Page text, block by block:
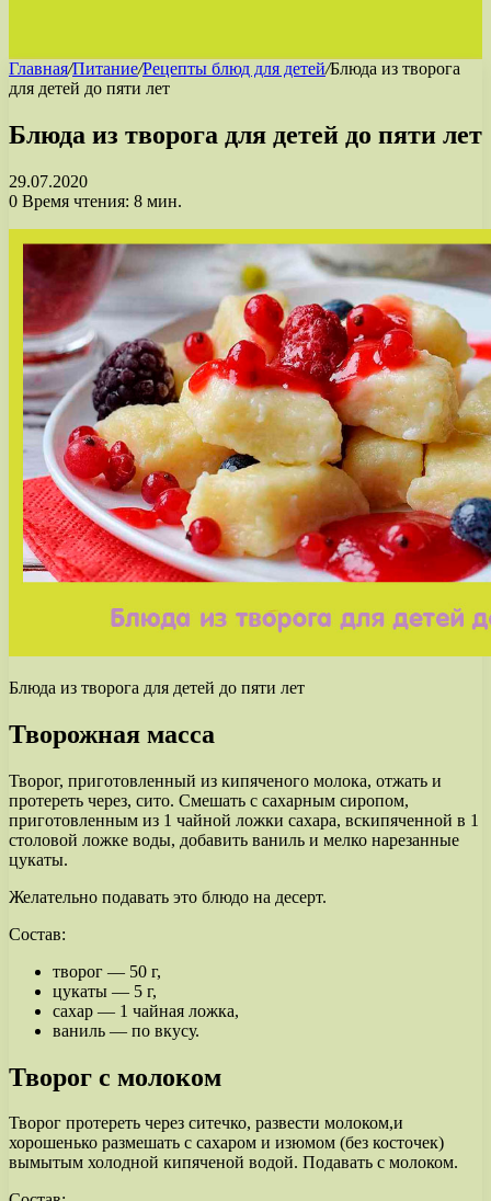
Главная/Питание/Рецепты блюд для детей/Блюда из творога
для детей до пяти лет
Блюда из творога для детей до пяти лет
29.07.2020
0 Время чтения: 8 мин.
Блюда из творога для детей до пяти лет
Творожная масса
Творог, приготовленный из кипяченого молока, отжать и
протереть через, сито. Смешать с сахарным сиропом,
приготовленным из 1 чайной ложки сахара, вскипяченной в 1
столовой ложке воды, добавить ваниль и мелко нарезанные
цукаты.
Желательно подавать это блюдо на десерт.
Состав:
творог — 50 г,
цукаты — 5 г,
сахар — 1 чайная ложка,
ваниль — по вкусу.
Творог с молоком
Творог протереть через ситечко, развести молоком,и
хорошенько размешать с сахаром и изюмом (без косточек)
вымытым холодной кипяченой водой. Подавать с молоком.